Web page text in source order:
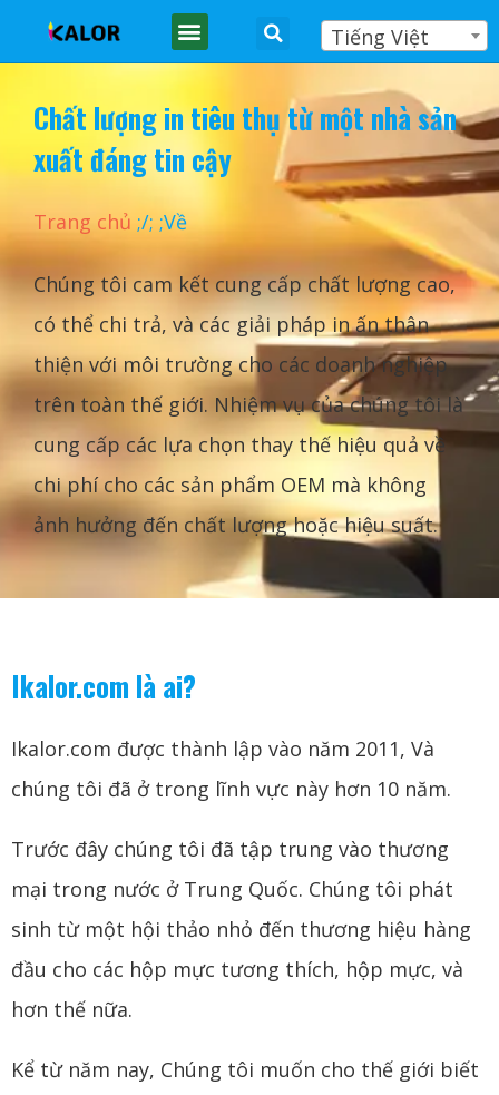
Tiếng Việt
Chất lượng in tiêu thụ từ một nhà sản
xuất đáng tin cậy
Trang chủ ;/; ;Về
Chúng tôi cam kết cung cấp chất lượng cao,
có thể chi trả, và các giải pháp in ấn thân
thiện với môi trường cho các doanh nghiệp
trên toàn thế giới. Nhiệm vụ của chúng tôi là
cung cấp các lựa chọn thay thế hiệu quả về
chi phí cho các sản phẩm OEM mà không
ảnh hưởng đến chất lượng hoặc hiệu suất.
Ikalor.com là ai?
Ikalor.com được thành lập vào năm 2011, Và
chúng tôi đã ở trong lĩnh vực này hơn 10 năm.
Trước đây chúng tôi đã tập trung vào thương
mại trong nước ở Trung Quốc. Chúng tôi phát
sinh từ một hội thảo nhỏ đến thương hiệu hàng
đầu cho các hộp mực tương thích, hộp mực, và
hơn thế nữa.
Kể từ năm nay, Chúng tôi muốn cho thế giới biết